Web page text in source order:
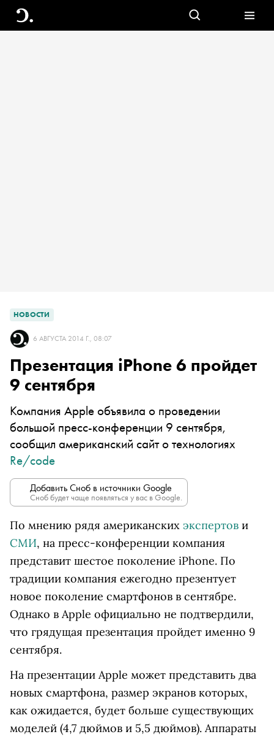
НОВОСТИ
6 АВГУСТА 2014 Г., 08:07
Презентация iPhone 6 пройдет
9 сентября
Компания Apple объявила о проведении
большой пресс-конференции 9 сентября,
сообщил американский сайт о технологиях
Re/code
Добавить Сноб в источники Google
Сноб будет чаще появляться у вас в Google.
По мнению рядя американских экспертов и
СМИ, на пресс-конференции компания
представит шестое поколение iPhone. По
традиции компания ежегодно презентует
новое поколение смартфонов в сентябре.
Однако в Apple официально не подтвердили,
что грядущая презентация пройдет именно 9
сентября.
На презентации Apple может представить два
новых смартфона, размер экранов которых,
как ожидается, будет больше существующих
моделей (4,7 дюймов и 5,5 дюймов). Аппараты